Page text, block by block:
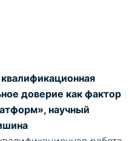
доверие как фактор
научный